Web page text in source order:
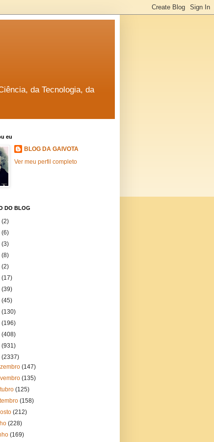
da Tecnologia, da
eu
BLOG DA GAIVOTA
Ver meu perfil completo
DO BLOG
(2)
(6)
(3)
(8)
(2)
(17)
(39)
(45)
(130)
(196)
(408)
(931)
(2337)
(147)
(135)
(125)
(158)
(212)
(228)
(169)